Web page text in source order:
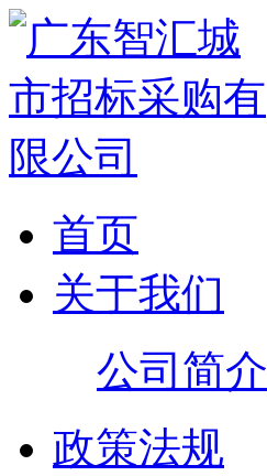
首页
关于我们
公司简介
政策法规